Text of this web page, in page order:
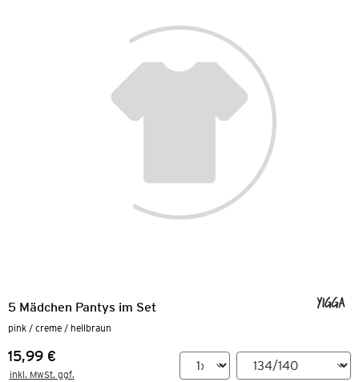
5 Mädchen Pantys im Set
pink / creme / hellbraun
Preis:
15,99 €
inkl. MwSt. ggf.